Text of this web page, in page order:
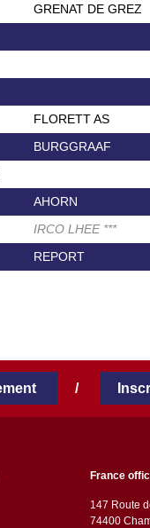
GRENAT DE GREZ
FLORETT AS
BURGGRAAF
AHORN
IRCO LHEE ***
REPORT
/
France
147 Route
74400